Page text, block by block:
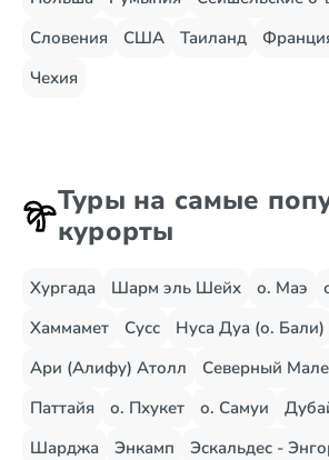
Словения
США Таиланд
Чехия
Туры на самые
курорты
Хургада Шарм эль Шейх о. Маэ
Хаммамет
Сусс
Нуса Дуа (о. Бали)
Ари (Алифу) Атолл
Северный
Паттайя
о. Пхукет о. Самуи
Шарджа
Энкамп Эскальдес -